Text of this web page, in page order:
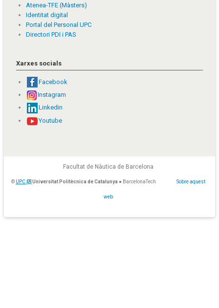
Atenea-TFE (Màsters)
Identitat digital
Portal del Personal UPC
Directori PDI i PAS
Xarxes socials
Facebook
Instagram
Linkedin
Youtube
Facultat de Nàutica de Barcelona
© UPC Universitat Politècnica de Catalunya ● BarcelonaTech Sobre aquest
web